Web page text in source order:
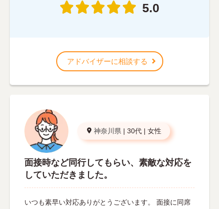
5.0
アドバイザーに相談する
神奈川県 | 30代 | 女性
面接時など同行してもらい、素敵な対応を
していただきました。
いつも素早い対応ありがとうございます。 面接に同席